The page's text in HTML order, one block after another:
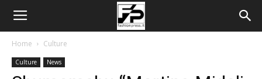
Home Culture
Culture News